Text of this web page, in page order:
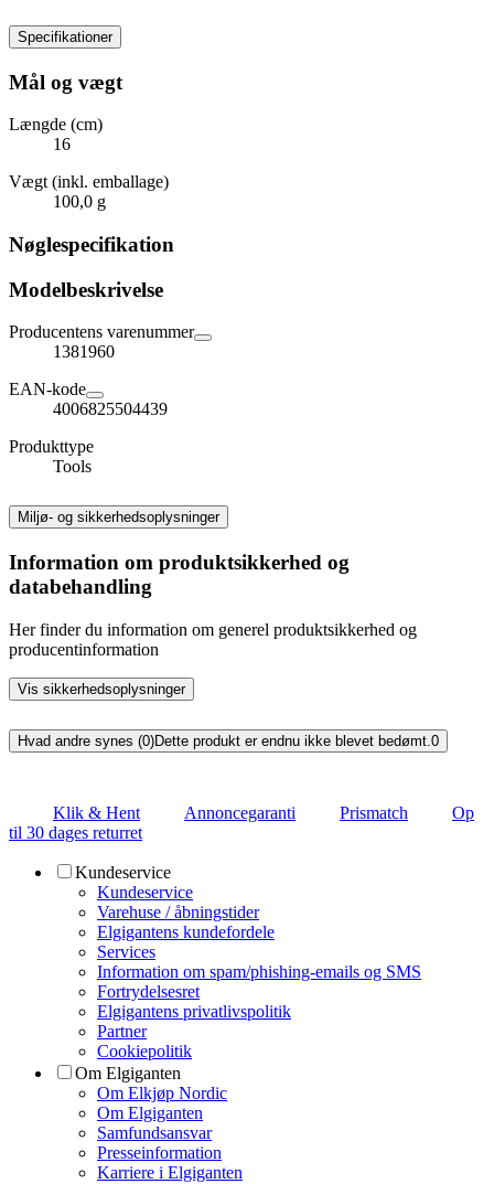
Specifikationer
Mål og vægt
Længde (cm)
16
Vægt (inkl. emballage)
100,0 g
Nøglespecifikation
Modelbeskrivelse
Producentens varenummer
1381960
EAN-kode
4006825504439
Produkttype
Tools
Miljø- og sikkerhedsoplysninger
Information om produktsikkerhed og
databehandling
Her finder du information om generel produktsikkerhed og
producentinformation
Vis sikkerhedsoplysninger
Hvad andre synes (0)Dette produkt er endnu ikke blevet bedømt. 0
Klik & Hent Annoncegaranti Prismatch
Op
til 30 dages returret
Kundeservice
Kundeservice
Varehuse / åbningstider
Elgigantens kundefordele
Services
Information om spam/phishing-emails og SMS
Fortrydelsesret
Elgigantens privatlivspolitik
Partner
Cookiepolitik
Om Elgiganten
Om Elkjøp Nordic
Om Elgiganten
Samfundsansvar
Presseinformation
Karriere i Elgiganten